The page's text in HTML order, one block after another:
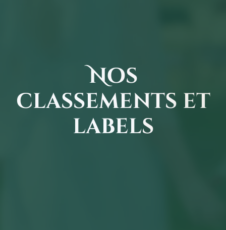
Nos
classements et
labels